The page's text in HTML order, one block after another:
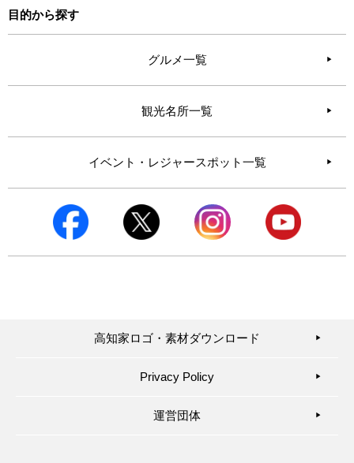
目的から探す
グルメ一覧
観光名所一覧
イベント・レジャースポット一覧
高知家ロゴ・素材ダウンロード ▶︎
Privacy Policy ▶︎
運営団体 ▶︎